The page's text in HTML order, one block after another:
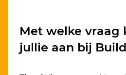
Met welke vraag
jullie aan bij